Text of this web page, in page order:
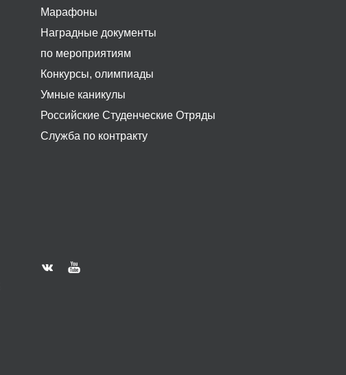
Марафоны
Наградные документы
по мероприятиям
Конкурсы, олимпиады
Умные каникулы
Российские Студенческие Отряды
Служба по контракту